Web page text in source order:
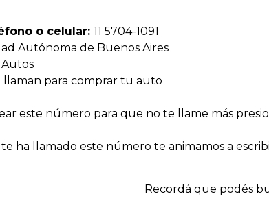
o celular:11 5704-1091
Autónoma de Buenos Aires
Autos
llaman para comprar tu auto
este número para que no te llame más
te ha llamado este número te animamos a
Recordá que podés